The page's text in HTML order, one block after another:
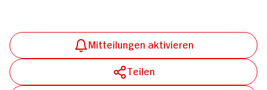
Mitteilungen aktivieren
Teilen